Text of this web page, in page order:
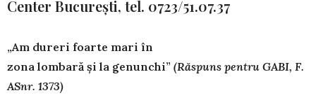
Center București, tel. 0723/51.07.37
„Am dureri foarte mari în
zona lombară și la genunchi” (Răspuns pentru GABI, F.
ASnr. 1373)